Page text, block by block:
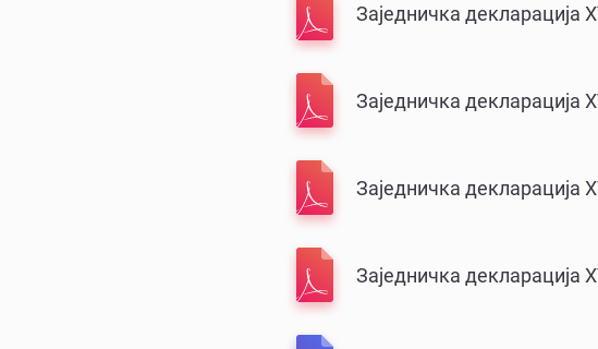
Заједничка декларација
Заједничка декларација
Заједничка декларација
Заједничка декларација